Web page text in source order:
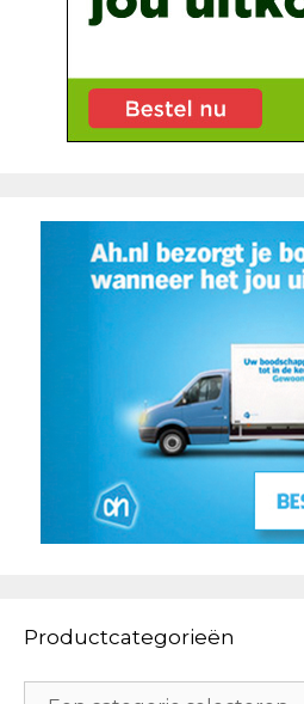
Productcategorieën